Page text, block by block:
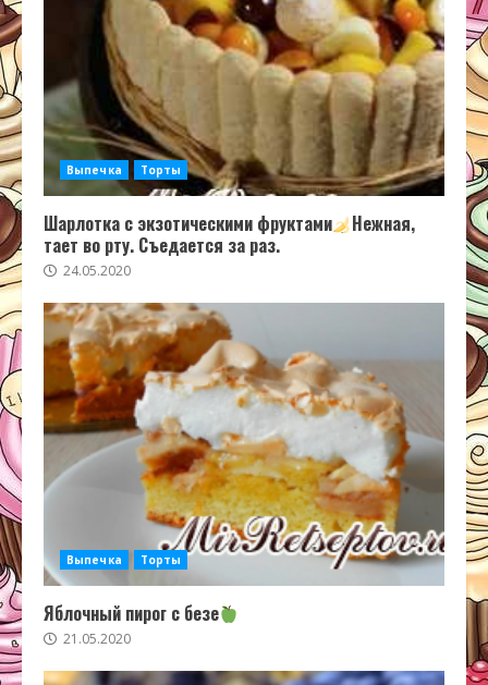
Выпечка Торты
Шарлотка с экзотическими фруктами
Нежная,
тает во рту. Съедается за раз.
24.05.2020
Выпечка Торты
Яблочный пирог с безе
21.05.2020